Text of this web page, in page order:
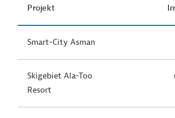
Projekt
Smart-City Asman
Skigebiet Ala-Too
Resort